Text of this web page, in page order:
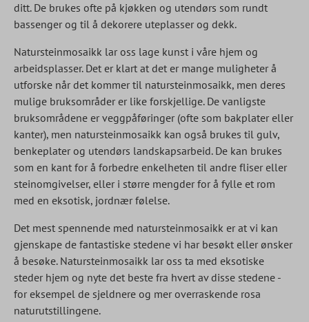
ditt. De brukes ofte på kjøkken og utendørs som rundt
bassenger og til å dekorere uteplasser og dekk.
Natursteinmosaikk lar oss lage kunst i våre hjem og
arbeidsplasser. Det er klart at det er mange muligheter å
utforske når det kommer til natursteinmosaikk, men deres
mulige bruksområder er like forskjellige. De vanligste
bruksområdene er veggpåføringer (ofte som bakplater eller
kanter), men natursteinmosaikk kan også brukes til gulv,
benkeplater og utendørs landskapsarbeid. De kan brukes
som en kant for å forbedre enkelheten til andre fliser eller
steinomgivelser, eller i større mengder for å fylle et rom
med en eksotisk, jordnær følelse.
Det mest spennende med natursteinmosaikk er at vi kan
gjenskape de fantastiske stedene vi har besøkt eller ønsker
å besøke. Natursteinmosaikk lar oss ta med eksotiske
steder hjem og nyte det beste fra hvert av disse stedene -
for eksempel de sjeldnere og mer overraskende rosa
naturutstillingene.